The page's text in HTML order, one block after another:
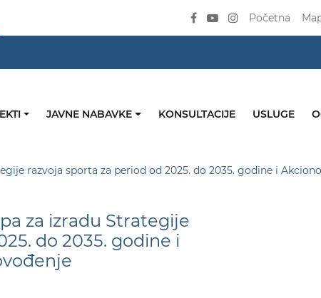
Početna
JAVNE NABAVKE KONSULTACIJE USLUGE
razvoja sporta za period od 2025. do 2035. godine i
za izradu Strategije
do 2035. godine i